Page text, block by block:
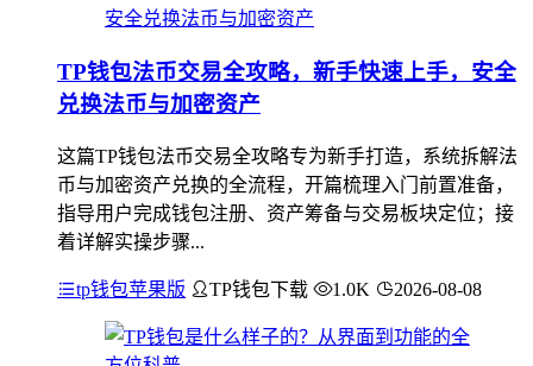
TP钱包法币交易全攻略，新手快速上手，安全
兑换法币与加密资产
这篇TP钱包法币交易全攻略专为新手打造，系统拆解法
币与加密资产兑换的全流程，开篇梳理入门前置准备，
指导用户完成钱包注册、资产筹备与交易板块定位；接
着详解实操步骤...
tp钱包苹果版 TP钱包下载 1.0K 2026-08-08